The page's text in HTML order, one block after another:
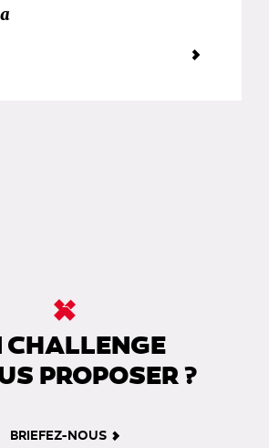
CHALLENGE
PROPOSER ?
BRIEFEZ-NOUS